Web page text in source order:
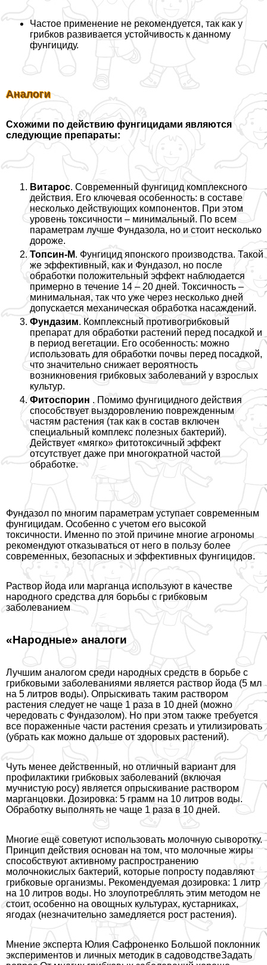
Частое применение не рекомендуется, так как у
грибков развивается устойчивость к данному
фунгициду.
Аналоги
Схожими по действию фунгицидами являются
следующие препараты:
Витарос. Современный фунгицид комплексного
действия. Его ключевая особенность: в составе
несколько действующих компонентов. При этом
уровень токсичности – минимальный. По всем
параметрам лучше Фундазола, но и стоит несколько
дороже.
Топсин-М. Фунгицид японского производства. Такой
же эффективный, как и Фундазол, но после
обработки положительный эффект наблюдается
примерно в течение 14 – 20 дней. Токсичность –
минимальная, так что уже через несколько дней
допускается механическая обработка насаждений.
Фундазим. Комплексный противогрибковый
препарат для обработки растений перед посадкой и
в период вегетации. Его особенность: можно
использовать для обработки почвы перед посадкой,
что значительно снижает вероятность
возникновения грибковых заболеваний у взрослых
культур.
Фитоспорин . Помимо фунгицидного действия
способствует выздоровлению поврежденным
частям растения (так как в состав включен
специальный комплекс полезных бактерий).
Действует «мягко» фитотоксичный эффект
отсутствует даже при многократной частой
обработке.
Фундазол по многим параметрам уступает современным
фунгицидам. Особенно с учетом его высокой
токсичности. Именно по этой причине многие агрономы
рекомендуют отказываться от него в пользу более
современных, безопасных и эффективных фунгицидов.
Раствор йода или марганца используют в качестве
народного средства для борьбы с грибковым
заболеванием
«Народные» аналоги
Лучшим аналогом среди народных средств в борьбе с
грибковыми заболеваниями является раствор йода (5 мл
на 5 литров воды). Опрыскивать таким раствором
растения следует не чаще 1 раза в 10 дней (можно
чередовать с Фундазолом). Но при этом также требуется
все пораженные части растения срезать и утилизировать
(убрать как можно дальше от здоровых растений).
Чуть менее действенный, но отличный вариант для
профилактики грибковых заболеваний (включая
мучнистую росу) является опрыскивание раствором
марганцовки. Дозировка: 5 грамм на 10 литров воды.
Обработку выполнять не чаще 1 раза в 10 дней.
Многие ещё советуют использовать молочную сыворотку.
Принцип действия основан на том, что молочные жиры
способствуют активному распространению
молочнокислых бактерий, которые попросту подавляют
грибковые организмы. Рекомендуемая дозировка: 1 литр
на 10 литров воды. Но злоупотрeбллять этим методом не
стоит, особенно на овощных культурах, кустарниках,
ягодах (незначительно замедляется рост растения).
Мнение эксперта Юлия Сафроненко Большой поклонник
экспериментов и личных методик в садоводствеЗадать